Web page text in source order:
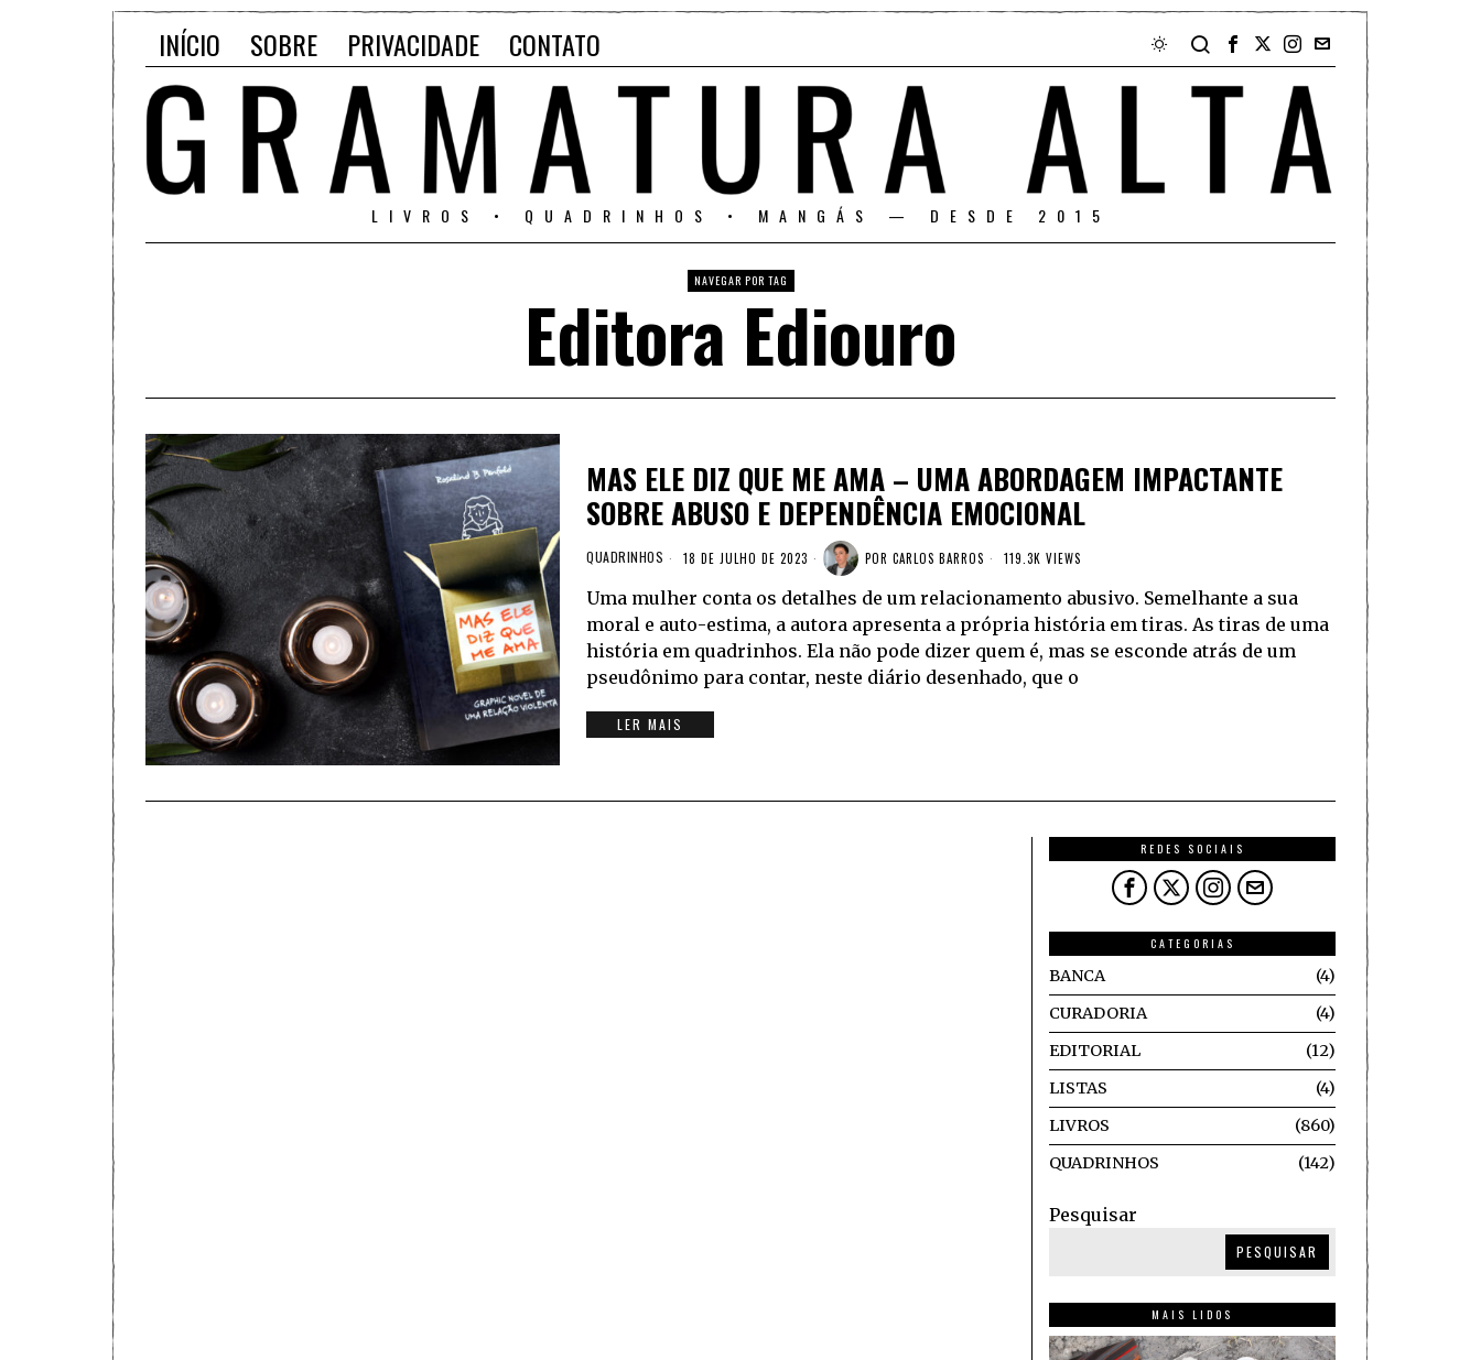
INÍCIO SOBRE PRIVACIDADE CONTATO
LIVROS • QUADRINHOS • MANGÁS — DESDE 2015
NAVEGAR POR TAG
Editora Ediouro
MAS ELE DIZ QUE ME AMA – UMA ABORDAGEM IMPACTANTE
SOBRE ABUSO E DEPENDÊNCIA EMOCIONAL
QUADRINHOS 18 DE JULHO DE 2023 POR CARLOS BARROS 119.3K VIEWS
Uma mulher conta os detalhes de um relacionamento abusivo. Semelhante a sua
moral e auto-estima, a autora apresenta a própria história em tiras. As tiras de uma
história em quadrinhos. Ela não pode dizer quem é, mas se esconde atrás de um
pseudônimo para contar, neste diário desenhado, que o
LER MAIS
REDES SOCIAIS
CATEGORIAS
BANCA
4
CURADORIA
4
EDITORIAL
12
LISTAS
4
LIVROS
860
QUADRINHOS
142
Pesquisar
PESQUISAR
MAIS LIDOS